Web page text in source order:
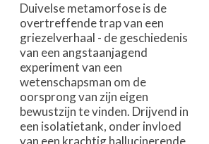
Duivelse metamorfose is de
overtreffende trap van een
griezelverhaal - de geschiedenis
van een angstaanjagend
experiment van een
wetenschapsman om de
oorsprong van zijn eigen
bewustzijn te vinden. Drijvend in
een isolatietank, onder invloed
van een krachtig hallucinerende